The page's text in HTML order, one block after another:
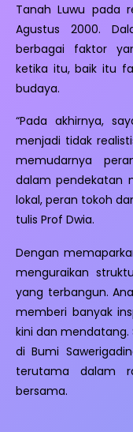
Tanah Luwu pada
Agustus 2000.
berbagai faktor
ketika itu, baik itu
budaya.
“Pada akhirnya,
menjadi tidak
memudarnya
dalam pendekatan
lokal, peran tokoh
tulis Prof Dwia.
Dengan
menguraikan
yang terbangun.
memberi banyak
kini dan mendatang.
di Bumi
terutama dalam
bersama.